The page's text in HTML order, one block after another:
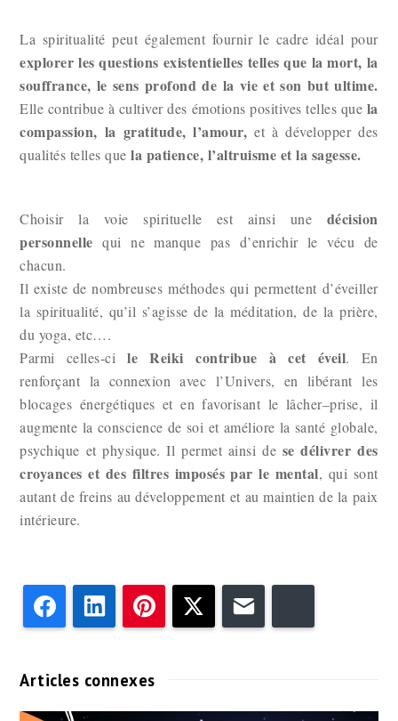
La spiritualité peut également fournir le cadre idéal pour
explorer les questions existentielles telles que la mort, la
souffrance, le sens profond de la vie et son but ultime.
Elle contribue à cultiver des émotions positives telles que la
compassion, la gratitude, l’amour, et à développer des
qualités telles quela patience, l’altruisme et la sagesse.
Choisir la voie spirituelle est ainsi une décision
personnelle qui ne manque pas d’enrichir le vécu de
chacun.
Il existe de nombreuses méthodes qui permettent d’éveiller
la spiritualité, qu’il s’agisse de la méditation, de la prière,
du yoga, etc….
Parmi celles-cile Reiki contribue à cet éveil. En
renforçant la connexion avec l’Univers, en libérant les
blocages énergétiques et en favorisant le lâcher–prise, il
augmente la conscience de soi et améliore la santé globale,
psychique et physique. Il permet ainsi de se délivrer des
croyances et des filtres imposés par le mental, qui sont
autant de freins au développement et au maintien de la paix
intérieure.
FacebookLinkedIn PinterestTwitter
Articles connexes